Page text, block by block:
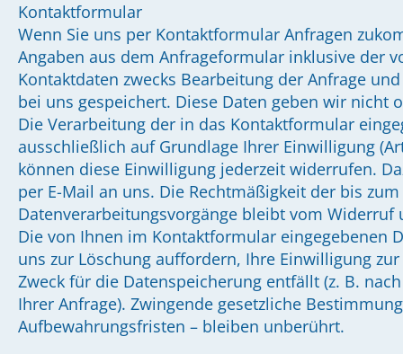
Kontaktformular
Wenn Sie uns per Kontaktformular Anfragen
Angaben aus dem Anfrageformular inklusive der
Kontaktdaten zwecks Bearbeitung der Anfrage
bei uns gespeichert. Diese Daten geben wir nicht
Die Verarbeitung der in das Kontaktformular
ausschließlich auf Grundlage Ihrer Einwilligung
können diese Einwilligung jederzeit widerrufen.
per E-Mail an uns. Die Rechtmäßigkeit der bis
Datenverarbeitungsvorgänge bleibt vom Widerruf
Die von Ihnen im Kontaktformular eingegebenen
uns zur Löschung auffordern, Ihre Einwilligung
Zweck für die Datenspeicherung entfällt (z. B.
Ihrer Anfrage). Zwingende gesetzliche
Aufbewahrungsfristen – bleiben unberührt.